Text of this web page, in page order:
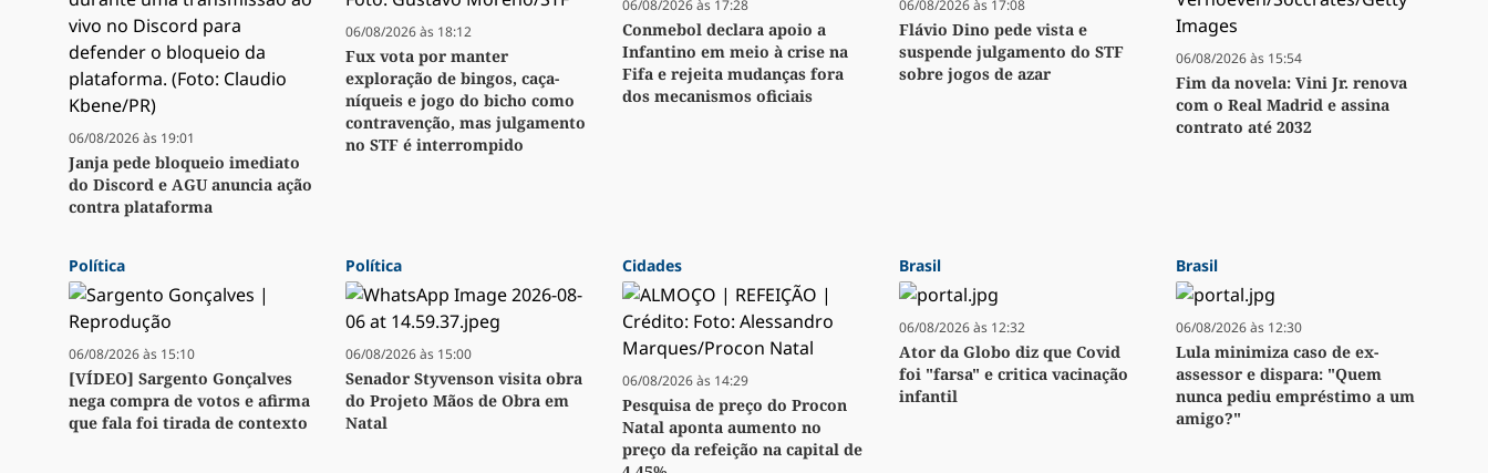
06/08/2026 às 19:01
Janja pede bloqueio imediato
do Discord e AGU anuncia ação
contra plataforma
06/08/2026 às 18:12
Fux vota por manter
exploração de bingos, caça-
níqueis e jogo do bicho como
contravenção, mas julgamento
no STF é interrompido
06/08/2026 às 17:28
Conmebol declara apoio a
Infantino em meio à crise na
Fifa e rejeita mudanças fora
dos mecanismos oficiais
06/08/2026 às 17:08
Flávio Dino pede vista e
suspende julgamento do STF
sobre jogos de azar
06/08/2026 às 15:54
Fim da novela: Vini Jr. renova
com o Real Madrid e assina
contrato até 2032
Política
06/08/2026 às 15:10
[VÍDEO] Sargento Gonçalves
nega compra de votos e afirma
que fala foi tirada de contexto
Política
06/08/2026 às 15:00
Senador Styvenson visita obra
do Projeto Mãos de Obra em
Natal
Cidades
06/08/2026 às 14:29
Pesquisa de preço do Procon
Natal aponta aumento no
preço da refeição na capital de
Brasil
06/08/2026 às 12:32
Ator da Globo diz que Covid
foi "farsa" e critica vacinação
infantil
Brasil
06/08/2026 às 12:30
Lula minimiza caso de ex-
assessor e dispara: "Quem
nunca pediu empréstimo a um
amigo?"